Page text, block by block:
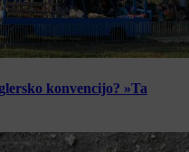
konvencijo? »Ta